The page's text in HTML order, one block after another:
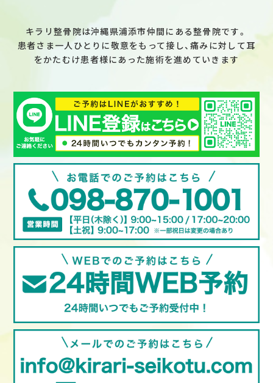
キラリ整骨院は沖縄県浦添市仲間にある整骨院です。
患者さま一人ひとりに敬意をもって接し、痛みに対して耳
をかたむけ患者様にあった施術を進めていきます